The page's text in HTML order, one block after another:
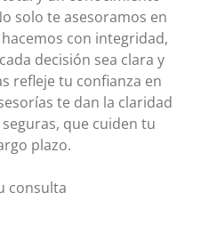
solo te asesoramos en
con integridad,
decisión sea clara y
refleje tu confianza en
te dan la claridad
que cuiden tu
plazo.
consulta